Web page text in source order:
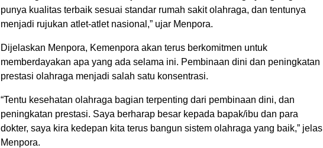
punya kualitas terbaik sesuai standar rumah sakit olahraga, dan tentunya
menjadi rujukan atlet-atlet nasional,” ujar Menpora.
Dijelaskan Menpora, Kemenpora akan terus berkomitmen untuk
memberdayakan apa yang ada selama ini. Pembinaan dini dan peningkatan
prestasi olahraga menjadi salah satu konsentrasi.
“Tentu kesehatan olahraga bagian terpenting dari pembinaan dini, dan
peningkatan prestasi. Saya berharap besar kepada bapak/ibu dan para
dokter, saya kira kedepan kita terus bangun sistem olahraga yang baik,” jelas
Menpora.